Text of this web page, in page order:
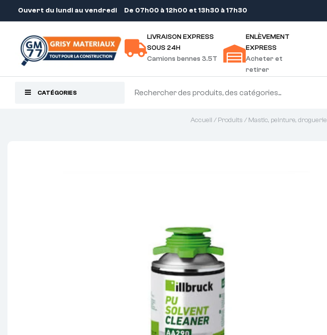
Ouvert du lundi au vendredi De 07h00 à 12h00 et 13h30 à 17h30
LIVRAISON EXPRESS
SOUS 24H
Camions bennes 3.5T
ENLÈVEMENT
EXPRESS
Acheter et
retirer
CATÉGORIES
Accueil /Produits /Mastic, peinture, droguerie